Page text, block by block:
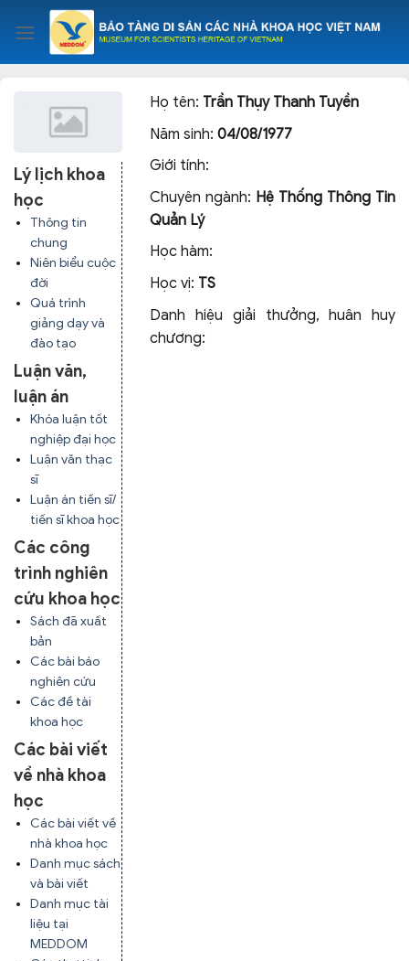
content
Lý lịch khoa
học
Thông tin
chung
Niên biểu cuộc
đời
Quá trình
giảng dạy và
đào tạo
Luận văn,
luận án
Khóa luận tốt
nghiệp đại học
Luận văn thạc
sĩ
Luận án tiến sĩ/
tiến sĩ khoa học
Các công
trình nghiên
cứu khoa học
Sách đã xuất
bản
Các bài báo
nghiên cứu
Các đề tài
khoa học
Các bài viết
về nhà khoa
học
Các bài viết về
nhà khoa học
Danh mục sách
và bài viết
Danh mục tài
liệu tại
MEDDOM
Họ tên: Trần Thụy Thanh Tuyền
Năm sinh:04/08/1977
Giới tính:
Chuyên ngành: Hệ Thống Thông Tin
Quản Lý
Học hàm:
Học vị: TS
Danh hiệu giải thưởng, huân huy
chương: